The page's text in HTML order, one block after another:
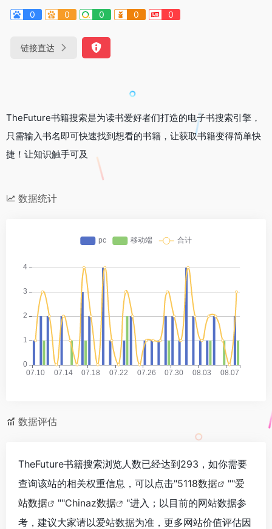
0
0 0 0 0
链接直达
TheFuture书籍搜索是为读书爱好者们打造的电子书搜索引擎，
只需输入书名即可快速找到想看的书籍，让获取书籍变得简单快
捷！让知识触手可及
数据统计
数据评估
TheFuture书籍搜索浏览人数已经达到293，如你需要
查询该站的相关权重信息，可以点击"5118数据 ""爱
站数据
""Chinaz数据
"进入；以目前的网站数据参
考，建议大家请以爱站数据为准，更多网站价值评估因